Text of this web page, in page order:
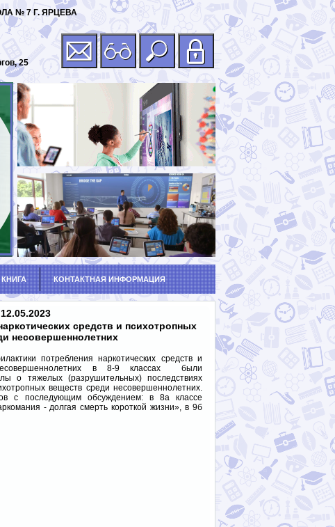
25
№ 7 Г. ЯРЦЕВА
КОНТАКТНАЯ ИНФОРМАЦИЯ
12.05.2023
средств и психотропных
несовершеннолетних
потребления наркотических средств и
в 8-9 классах были
о тяжелых (разрушительных) последствиях
веществ среди несовершеннолетних.
с последующим обсуждением: в 8а классе
- долгая смерть короткой жизни», в 9б